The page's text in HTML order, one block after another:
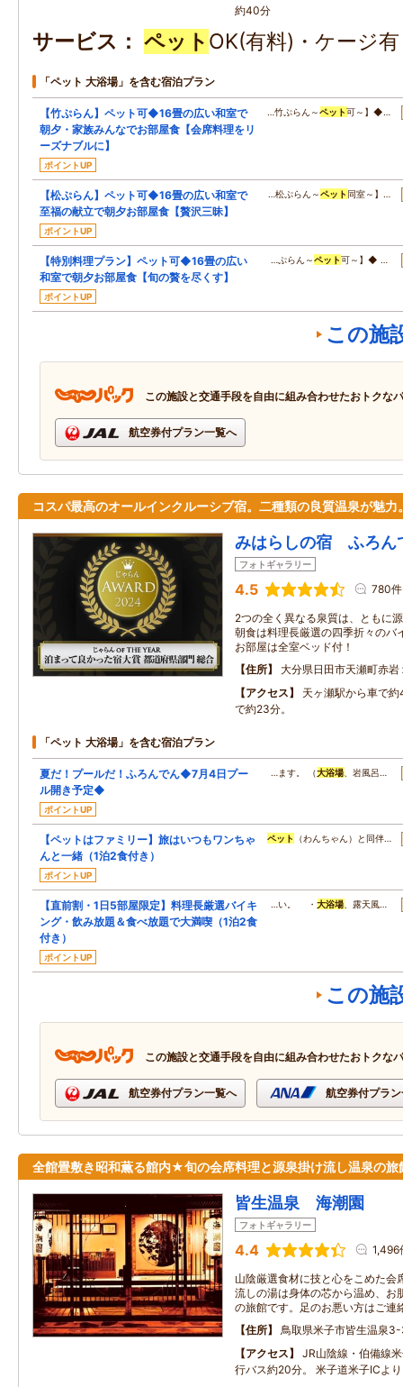
約40分
サービス ペット OK(有料)・ケージ
「ペット 大浴場」を含む宿泊プラン
【竹ぷらん】ペット可◆16畳の広い和室で
朝夕・家族みんなでお部屋食【会席料理をリ
ーズナブルに】
ポイントUP
…竹ぷらん～ペット可～】◆…
【松ぷらん】ペット可◆16畳の広い和室で
至福の献立で朝夕お部屋食【贅沢三昧】
ポイントUP
…松ぷらん～ペット 同室～】…
【特別料理プラン】ペット可◆16畳の広い
和室で朝夕お部屋食【旬の贅を尽くす】
ポイントUP
…ぷらん～ペット可～】◆ …
この施
この施設と交通手段を自由に組み合わせたおトクな
航空券付プラン一覧へ
コスパ最高のオールインクルーシブ宿。二種類の良質温泉が魅力
みはらしの宿 ふろん
フォトギャラリー
4.5 780件
2つの全く異なる泉質は、ともに
朝食は料理長厳選の四季折々のバ
お部屋は全室ベッド付！
住所
大分県日田市天瀬町赤岩
アクセス
天ヶ瀬駅から車で
で約23分。
「ペット 大浴場」を含む宿泊プラン
夏だ！プールだ！ふろんでん◆7月4日プー
ル開き予定◆
ポイントUP
…ます。 （大浴場 、岩風呂…
【ペットはファミリー】旅はいつもワンちゃ
んと一緒（1泊2食付き）
ポイントUP
ペット （わんちゃん）と同伴…
【直前割・1日5部屋限定】料理長厳選バイキ
ング・飲み放題＆食べ放題で大満喫（1泊2食
付き）
ポイントUP
…い。 ・大浴場 、露天風…
この施
この施設と交通手段を自由に組み合わせたおトクな
航空券付プラン一覧へ 航空券付プラ
全館畳敷き昭和薫る館内★旬の会席料理と源泉掛け流し温泉の旅
皆生温泉 海潮園
フォトギャラリー
4.4 1,496
山陰厳選食材に技と心をこめた会
流しの湯は身体の芯から温め、お
の旅館です。足のお悪い方はご連
住所
鳥取県米子市皆生温泉
アクセス
JR山陰線・伯備線
行バス約20分。 米子道米子ICよ